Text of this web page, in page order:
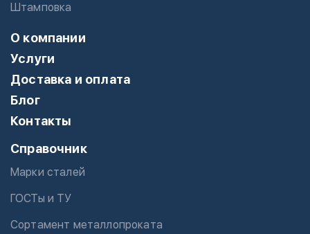
Штамповка
О компании
Услуги
Доставка и оплата
Блог
Контакты
Справочник
Марки сталей
ГОСТы и ТУ
Сортамент металлопроката